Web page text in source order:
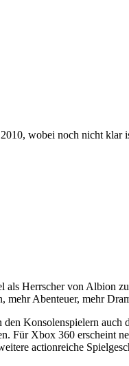
wobei noch nicht klar
als Herrscher von Albion
Abenteuer, mehr
Konsolenspielern auch
Xbox 360 erscheint
actionreiche